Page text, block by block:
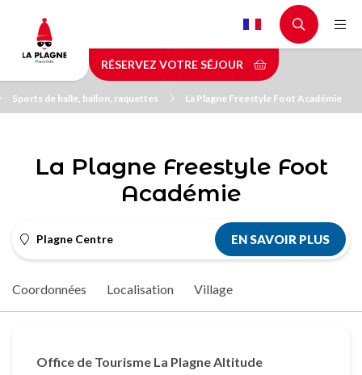
contenu
principal
RÉSERVEZ VOTRE SÉJOUR
Sports de balle, ballon, raquettes La Plagne Freestyle Foot Académie
La Plagne Freestyle Foot
Académie
Plagne Centre EN SAVOIR PLUS
Coordonnées Localisation Village
Office de Tourisme La Plagne Altitude